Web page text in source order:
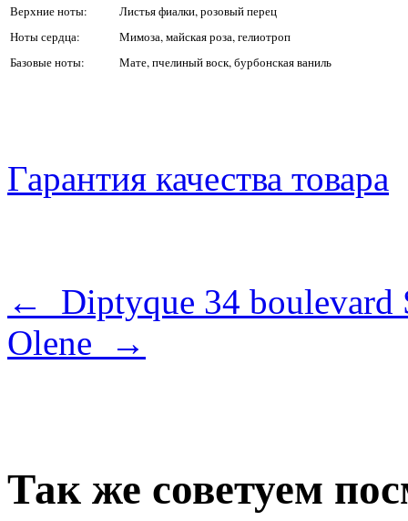
Верхние ноты:
Листья фиалки, розовый перец
Ноты сердца:
Мимоза, майская роза, гелиотроп
Базовые ноты:
Мате, пчелиный воск, бурбонская ваниль
Гарантия качества товара
← Diptyque 34 boulevard
Olene →
Так же советуем